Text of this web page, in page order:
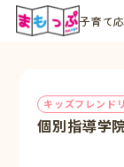
子育て
キッズフレンド
個別指導学